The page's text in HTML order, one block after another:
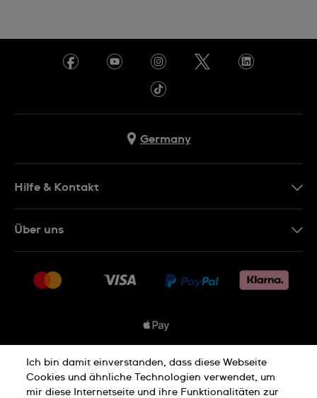
Germany
Hilfe & Kontakt
Rücksendung und Entsorgung
Über uns
Jobs
Datenschutzbedingungen
Ich bin damit einverstanden, dass diese Webseite
Cookies und ähnliche Technologien verwendet, um
mir diese Internetseite und ihre Funktionalitäten zur